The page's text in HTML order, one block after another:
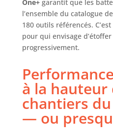
One+garantit que les
l’ensemble du catalogue
180 outils référencés.
pour qui envisage
progressivement.
à la hauteur
chantiers
— ou